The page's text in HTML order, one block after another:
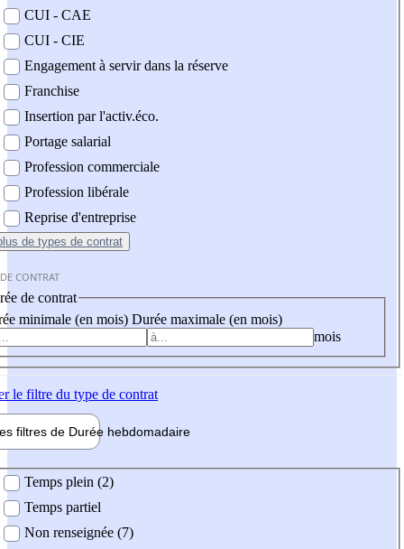
CUI - CAE
CUI - CIE
Engagement à servir dans la réserve
Franchise
Insertion par l'activ.éco.
Portage salarial
Profession commerciale
Profession libérale
Reprise d'entreprise
de types de contrat
CONTRAT
de contrat
minimale (en mois) Durée maximale (en mois)
mois
le filtre du type de contrat
filtres de Durée hebdomadaire
Temps plein (2)
Temps partiel
Non renseignée (7)